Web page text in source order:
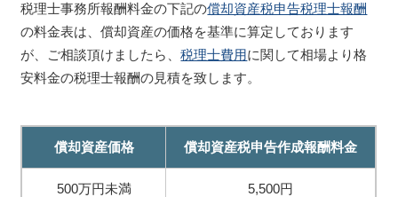
税理士事務所報酬料金の下記の償却資産税申告税理士報酬
の料金表は、償却資産の価格を基準に算定しております
が、ご相談頂けましたら、税理士費用に関して相場より格
安料金の税理士報酬の見積を致します。
償却資産価格 償却資産税申告作成報酬料金
500万円未満 5,500円